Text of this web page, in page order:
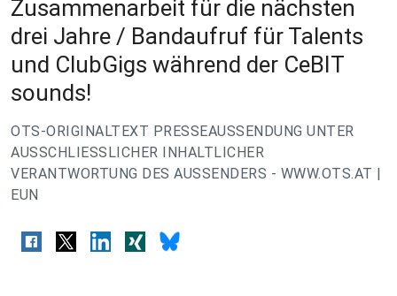
Zusammenarbeit für die nächsten
drei Jahre / Bandaufruf für Talents
und ClubGigs während der CeBIT
sounds!
OTS-ORIGINALTEXT PRESSEAUSSENDUNG UNTER
AUSSCHLIESSLICHER INHALTLICHER
VERANTWORTUNG DES AUSSENDERS - WWW.OTS.AT |
EUN